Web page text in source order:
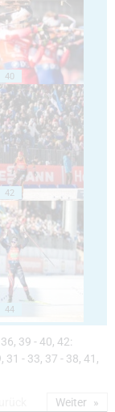
40
42
44
39 - 40, 42:
- 33, 37 - 38, 41,
Weiter